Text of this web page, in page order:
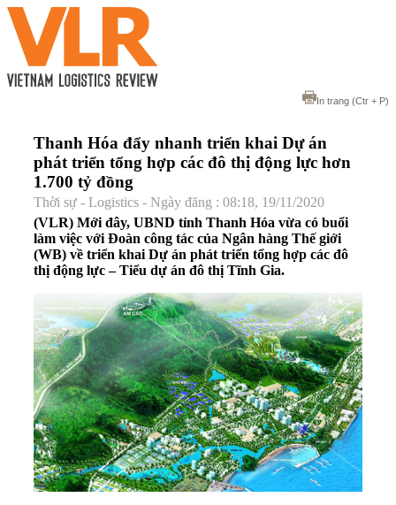
In trang (Ctr + P)
Thanh Hóa đẩy nhanh triển khai Dự án
phát triển tổng hợp các đô thị động lực hơn
1.700 tỷ đồng
Thời sự - Logistics - Ngày đăng : 08:18, 19/11/2020
(VLR) Mới đây, UBND tỉnh Thanh Hóa vừa có buổi
làm việc với Đoàn công tác của Ngân hàng Thế giới
(WB) về triển khai Dự án phát triển tổng hợp các đô
thị động lực – Tiểu dự án đô thị Tĩnh Gia.